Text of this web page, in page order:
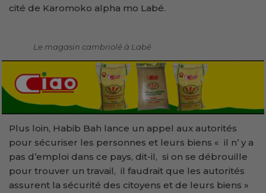
cité de Karomoko alpha mo Labé.
Le magasin cambriolé à Labé
Plus loin, Habib Bah lance un appel aux autorités
pour sécuriser les personnes et leurs biens « il n’ y a
pas d’emploi dans ce pays, dit-il, si on se débrouille
pour trouver un travail, il faudrait que les autorités
assurent la sécurité des citoyens et de leurs biens »